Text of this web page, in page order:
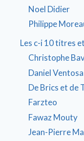
Noel Didier
Philippe
Les c-i 10 titres
Christophe
Daniel Ventosa
De Brics et de
Farzteo
Fawaz Mouty
Jean-Pierre